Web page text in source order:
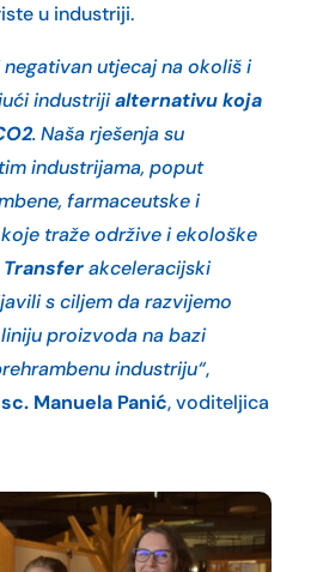
u industriji.
negativan utjecaj na okoliš i
industrijialternativu koja
. Naša rješenja su
industrijama, poput
farmaceutske i
traže održive i ekološke
Transferakceleracijski
s ciljem da razvijemo
liniju proizvoda na bazi
industriju“,
Manuela Panić, voditeljica